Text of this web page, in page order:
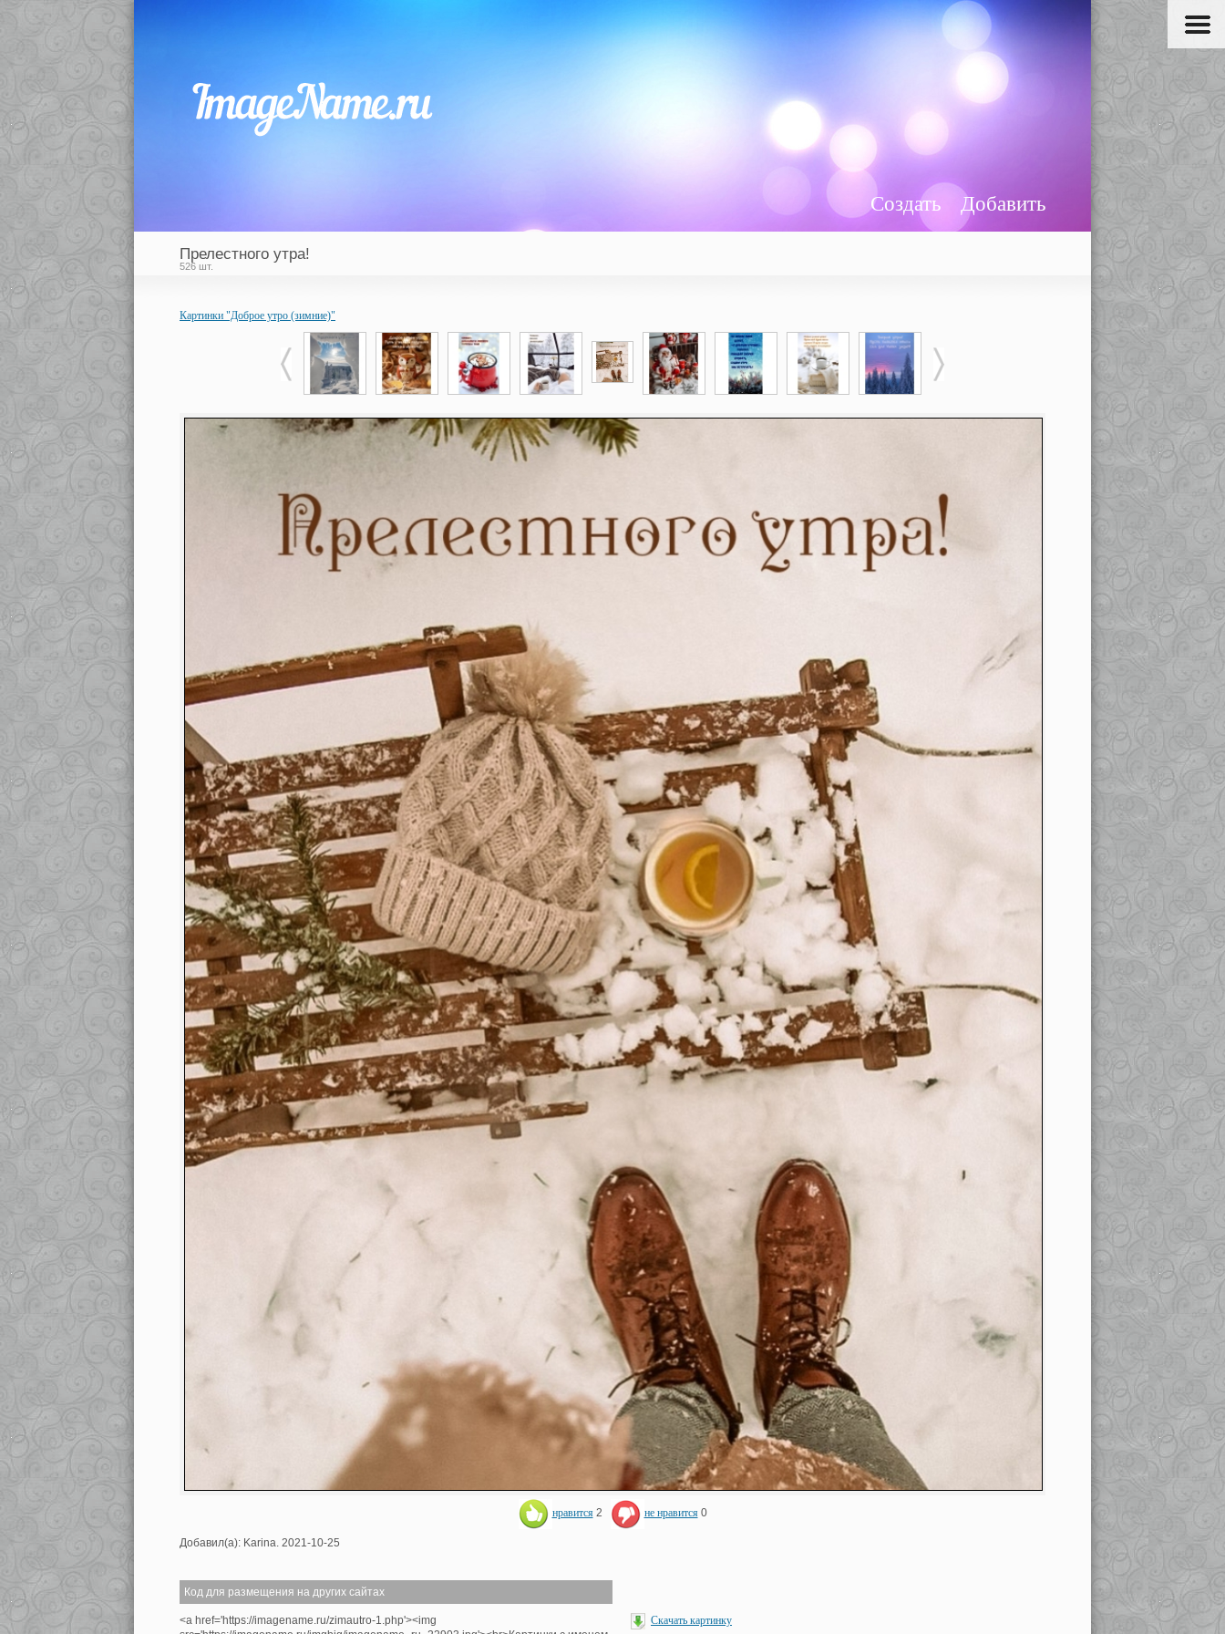
Добавить
Создать
Прелестного утра!
526 шт.
Картинки "Доброе утро (зимние)"
нравится 2 не нравится 0
Добавил(а): Karina. 2021-10-25
Код для размещения на других сайтах
<a href='https://imagename.ru/zimautro-1.php'><img
Скачать картинку